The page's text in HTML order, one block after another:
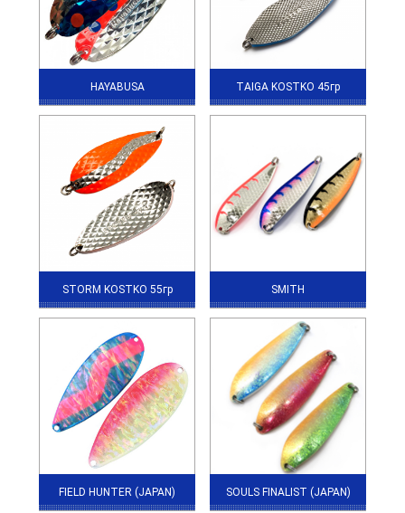
HAYABUSA TAIGA KOSTKO 45гр
STORM KOSTKO 55гр SMITH
FIELD HUNTER (JAPAN) SOULS FINALIST (JAPAN)